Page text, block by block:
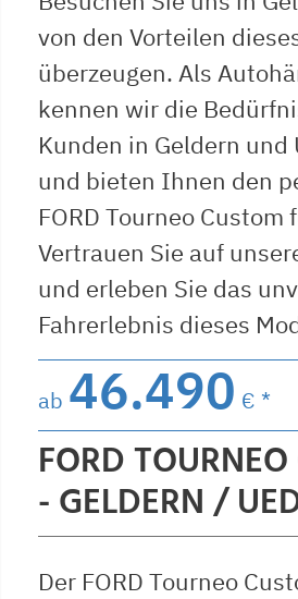
von den Vorteilen
überzeugen. Als
kennen wir die
Kunden in Geldern und
und bieten Ihnen den
FORD Tourneo Custom
Vertrauen Sie auf
und erleben Sie das
Fahrerlebnis dieses
ab 46.490 € *
FORD
- GELDERN /
Der FORD Tourneo